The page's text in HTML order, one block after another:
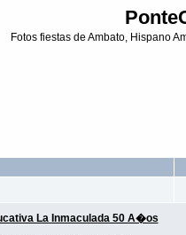
Fotos fiestas de Ambato, Hispano
La Inmaculada 50 A�os